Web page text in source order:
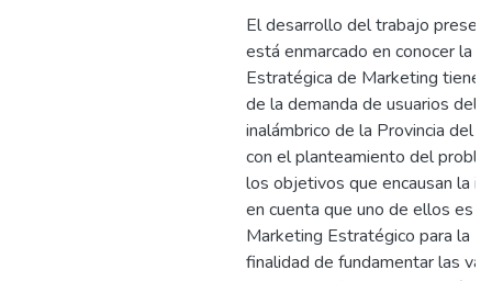
El desarrollo del trabajo
está enmarcado en conocer la
Estratégica de Marketing tiene
de la demanda de usuarios del
inalámbrico de la Provincia del
con el planteamiento del
los objetivos que encausan la
en cuenta que uno de ellos es
Marketing Estratégico para la
finalidad de fundamentar las